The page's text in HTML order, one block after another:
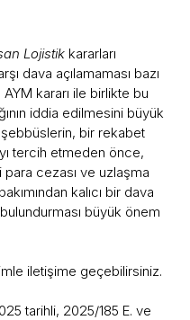
Lojistik kararları
dava açılamaması bazı
kararı ile birlikte bu
iddia edilmesini büyük
bir rekabet
tercih etmeden önce,
para cezası ve uzlaşma
kalıcı bir dava
büyük önem
iletişime geçebilirsiniz.
tarihli, 2025/185 E. ve